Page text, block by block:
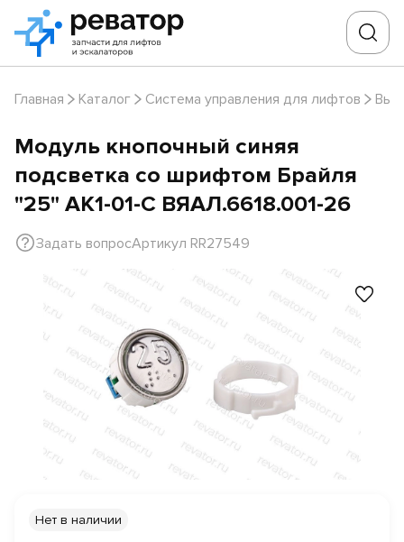
Главная Каталог Система управления для лифтов
Модуль кнопочный синяя
подсветка со шрифтом Брайля
"25" АК1-01-С ВЯАЛ.6618.001-26
Задать вопросАртикул RR27549
Нет в наличии